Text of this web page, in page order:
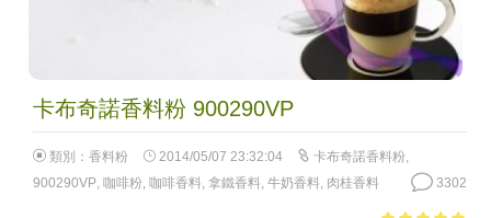
卡布奇諾香料粉 900290VP
類別： 香料粉 2014/05/07 23:32:04 卡布奇諾香料粉,
900290VP, 咖啡粉, 咖啡香料, 拿鐵香料, 牛奶香料, 肉桂香料 3302